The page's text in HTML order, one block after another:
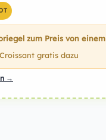
zum Preis von einem
gratis dazu
→